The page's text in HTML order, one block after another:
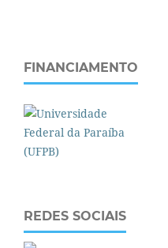
FINANCIAMENTO
REDES SOCIAIS